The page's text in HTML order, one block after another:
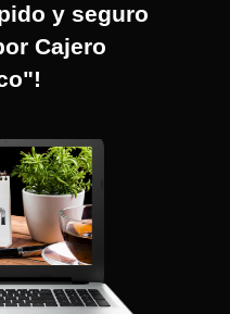
y seguro
Cajero